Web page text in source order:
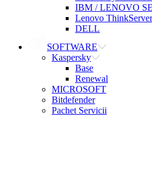
IBM / LENOVO
Lenovo
DELL
SOFTWARE
Kaspersky
Base
Renewal
MICROSOFT
Bitdefender
Pachet Servicii